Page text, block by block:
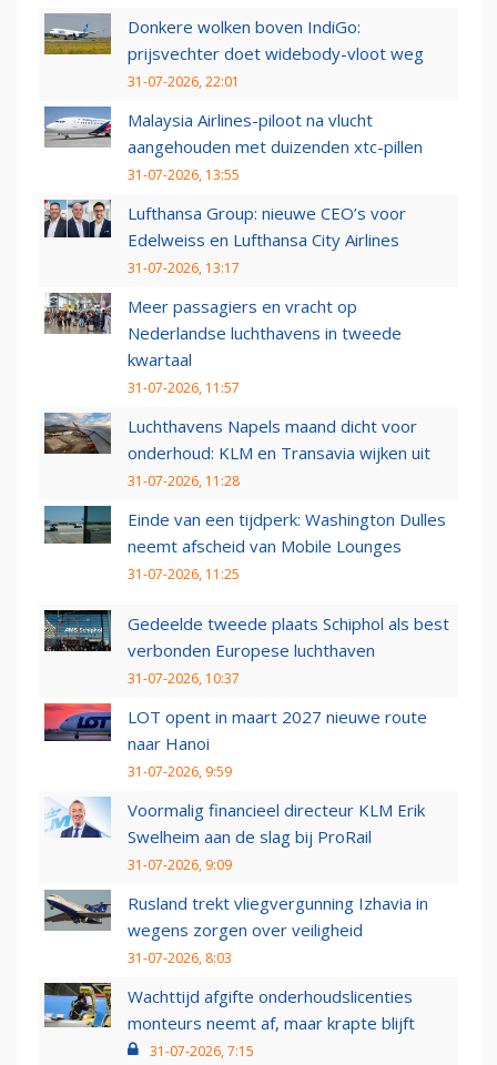
Donkere wolken boven IndiGo:
prijsvechter doet widebody-vloot weg
31-07-2026, 22:01
Malaysia Airlines-piloot na vlucht
aangehouden met duizenden xtc-pillen
31-07-2026, 13:55
Lufthansa Group: nieuwe CEO’s voor
Edelweiss en Lufthansa City Airlines
31-07-2026, 13:17
Meer passagiers en vracht op
Nederlandse luchthavens in tweede
kwartaal
31-07-2026, 11:57
Luchthavens Napels maand dicht voor
onderhoud: KLM en Transavia wijken uit
31-07-2026, 11:28
Einde van een tijdperk: Washington Dulles
neemt afscheid van Mobile Lounges
31-07-2026, 11:25
Gedeelde tweede plaats Schiphol als best
verbonden Europese luchthaven
31-07-2026, 10:37
LOT opent in maart 2027 nieuwe route
naar Hanoi
31-07-2026, 9:59
Voormalig financieel directeur KLM Erik
Swelheim aan de slag bij ProRail
31-07-2026, 9:09
Rusland trekt vliegvergunning Izhavia in
wegens zorgen over veiligheid
31-07-2026, 8:03
Wachttijd afgifte onderhoudslicenties
monteurs neemt af, maar krapte blijft
31-07-2026, 7:15